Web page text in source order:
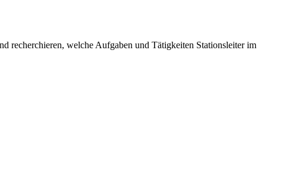
recherchieren, welche Aufgaben und Tätigkeiten Stationsleiter im